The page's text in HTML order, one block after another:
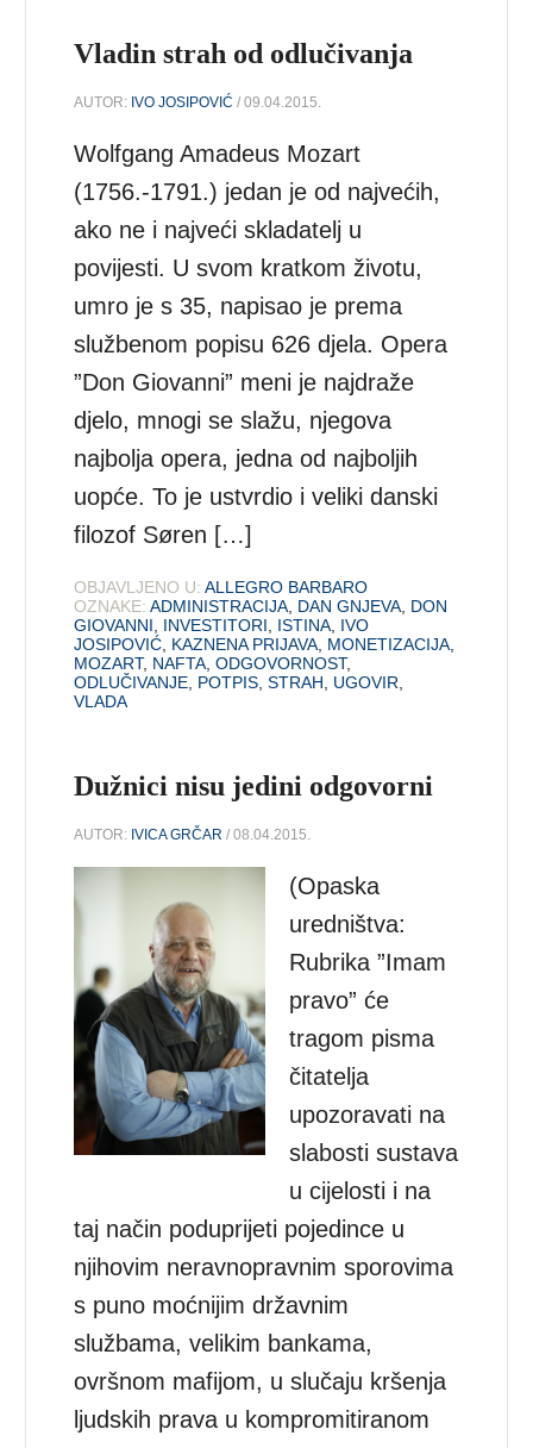
Vladin strah od odlučivanja
AUTOR: IVO JOSIPOVIĆ / 09.04.2015.
Wolfgang Amadeus Mozart
(1756.-1791.) jedan je od najvećih,
ako ne i najveći skladatelj u
povijesti. U svom kratkom životu,
umro je s 35, napisao je prema
službenom popisu 626 djela. Opera
”Don Giovanni” meni je najdraže
djelo, mnogi se slažu, njegova
najbolja opera, jedna od najboljih
uopće. To je ustvrdio i veliki danski
filozof Søren […]
OBJAVLJENO U: ALLEGRO BARBARO
OZNAKE: ADMINISTRACIJA, DAN GNJEVA, DON
GIOVANNI, INVESTITORI, ISTINA, IVO
JOSIPOVIĆ, KAZNENA PRIJAVA, MONETIZACIJA,
MOZART, NAFTA,ODGOVORNOST,
ODLUČIVANJE, POTPIS,STRAH, UGOVIR,
VLADA
Dužnici nisu jedini odgovorni
AUTOR: IVICA GRČAR / 08.04.2015.
(Opaska
uredništva:
Rubrika ”Imam
pravo” će
tragom pisma
čitatelja
upozoravati na
slabosti sustava
u cijelosti i na
taj način poduprijeti pojedince u
njihovim neravnopravnim sporovima
s puno moćnijim državnim
službama, velikim bankama,
ovršnom mafijom, u slučaju kršenja
ljudskih prava u kompromitiranom